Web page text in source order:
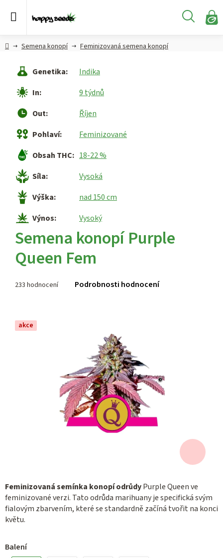
Hledat
Semena
CBD,
CBG a
HHC
konopí
Konopné
produkty
Hašiš
Kratom
HlavníSemena konopí Feminizovaná semena konopí
Feminizovaná semínka konopí odrůdyPurple Queen ve
feminizované verzi. Tato odrůda marihuany je specifická svým
fialovým zbarvením, které se standardně začíná tvořit na konci
květu.
Balení
Semena konopí Purple
Queen Fem
hodnocení
4,0
z 5
233 hodnocení Podrobnosti hodnocení
akce
Genetika:
Indika
In:
9 týdnů
Out:
Říjen
Pohlaví:
Feminizované
Obsah THC: 18-22 %
Síla:
Vysoká
Výška:
nad 150 cm
Výnos: Vysoký